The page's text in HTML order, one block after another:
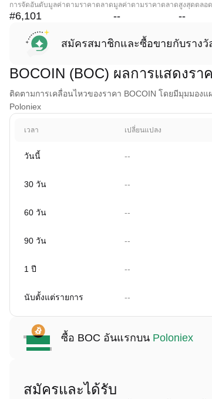
การจัดอันดับมูลค่าตามราคาตลาด
#6,101
มูลค่าตามราคาตลาด
--
สูงสุดตลอ
--
สมัครสมาชิกและซื้อขายกับรางวั
BOCOIN (BOC) ผลการแสดงรา
ติดตามการเคลื่อนไหวของราคา BOCOIN โดยมีมุมมอง
Poloniex
เวลา เปลี่ยนแปลง
วันนี้ --
30 วัน --
60 วัน --
90 วัน --
1 ปี --
นับตั้งแต่รายการ --
ซื้อ BOC อันแรกบน Poloniex
สมัครและได้รับ